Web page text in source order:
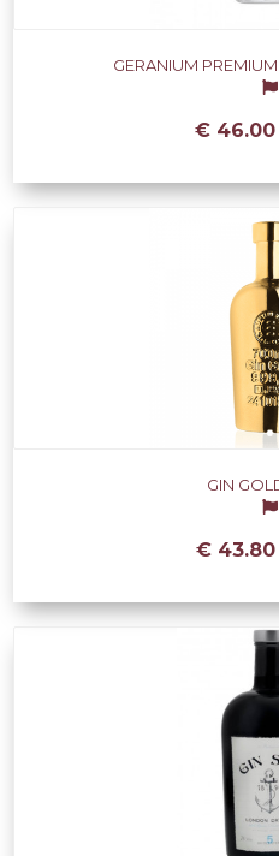
GERANIUM
€ 46.00
GIN
€ 43.80